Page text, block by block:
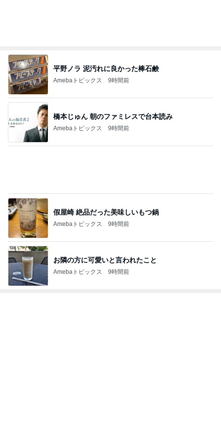
橋本じゅん 朝のファミレスで台本読み
Amebaトピックス 9時間前
お隣の方に可愛いと言われたこと
Amebaトピックス 9時間前